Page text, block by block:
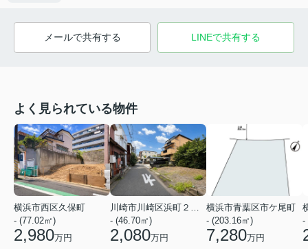
メールで共有する LINEで共有する
よく見られている物件
横浜市西区久保町
- (77.02㎡)
2,980万円
川崎市川崎区浜町２丁目
- (46.70㎡)
2,080万円
横浜市青葉区市ケ尾町
- (203.16㎡)
7,280万円
-